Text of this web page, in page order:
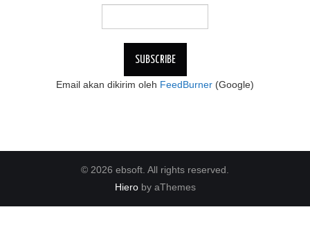
Email akan dikirim oleh FeedBurner (Google)
© 2026 ebsoft. All rights reserved.
Hieroby aThemes